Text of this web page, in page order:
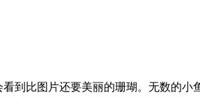
到比图片还要美丽的珊瑚。无数的